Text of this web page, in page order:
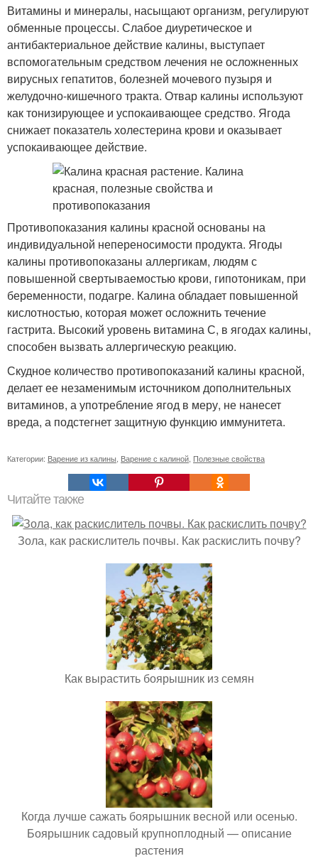
Витамины и минералы, насыщают организм, регулируют
обменные процессы. Слабое диуретическое и
антибактериальное действие калины, выступает
вспомогательным средством лечения не осложненных
вирусных гепатитов, болезней мочевого пузыря и
желудочно-кишечного тракта. Отвар калины используют
как тонизирующее и успокаивающее средство. Ягода
снижает показатель холестерина крови и оказывает
успокаивающее действие.
Противопоказания калины красной основаны на
индивидуальной непереносимости продукта. Ягоды
калины противопоказаны аллергикам, людям с
повышенной свертываемостью крови, гипотоникам, при
беременности, подагре. Калина обладает повышенной
кислотностью, которая может осложнить течение
гастрита. Высокий уровень витамина С, в ягодах калины,
способен вызвать аллергическую реакцию.
Скудное количество противопоказаний калины красной,
делает ее незаменимым источником дополнительных
витаминов, а употребление ягод в меру, не нанесет
вреда, а подстегнет защитную функцию иммунитета.
Категории: Варение из калины Варение с калиной Полезные свойства
Читайте также
Зола, как раскислитель почвы. Как раскислить почву?
Как вырастить боярышник из семян
Когда лучше сажать боярышник весной или осенью.
Боярышник садовый крупноплодный — описание
растения